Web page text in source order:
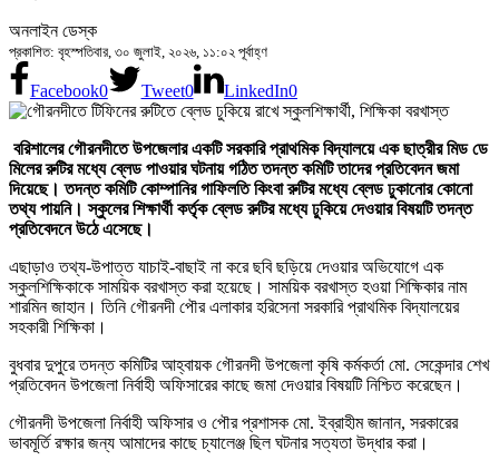
অনলাইন ডেস্ক
প্রকাশিত: বৃহস্পতিবার, ৩০ জুলাই, ২০২৬, ১১:০২ পূর্বাহ্ণ
Facebook0 Tweet0 LinkedIn0
বরিশালের গৌরনদীতে উপজেলার একটি সরকারি প্রাথমিক বিদ্যালয়ে এক ছাত্রীর মিড ডে
মিলের রুটির মধ্যে ব্লেড পাওয়ার ঘটনায় গঠিত তদন্ত কমিটি তাদের প্রতিবেদন জমা
দিয়েছে। তদন্ত কমিটি কোম্পানির গাফিলতি কিংবা রুটির মধ্যে ব্লেড ঢুকানোর কোনো
তথ্য পায়নি। স্কুলের শিক্ষার্থী কর্তৃক ব্লেড রুটির মধ্যে ঢুকিয়ে দেওয়ার বিষয়টি তদন্ত
প্রতিবেদনে উঠে এসেছে।
এছাড়াও তথ্য-উপাত্ত যাচাই-বাছাই না করে ছবি ছড়িয়ে দেওয়ার অভিযোগে এক
স্কুলশিক্ষিকাকে সাময়িক বরখাস্ত করা হয়েছে। সাময়িক বরখাস্ত হওয়া শিক্ষিকার নাম
শারমিন জাহান। তিনি গৌরনদী পৌর এলাকার হরিসেনা সরকারি প্রাথমিক বিদ্যালয়ের
সহকারী শিক্ষিকা।
বুধবার দুপুরে তদন্ত কমিটির আহ্বায়ক গৌরনদী উপজেলা কৃষি কর্মকর্তা মো. সেকেন্দার শেখ
প্রতিবেদন উপজেলা নির্বাহী অফিসারের কাছে জমা দেওয়ার বিষয়টি নিশ্চিত করেছেন।
গৌরনদী উপজেলা নির্বাহী অফিসার ও পৌর প্রশাসক মো. ইব্রাহীম জানান, সরকারের
ভাবমূর্তি রক্ষার জন্য আমাদের কাছে চ্যালেঞ্জ ছিল ঘটনার সত্যতা উদ্ধার করা।